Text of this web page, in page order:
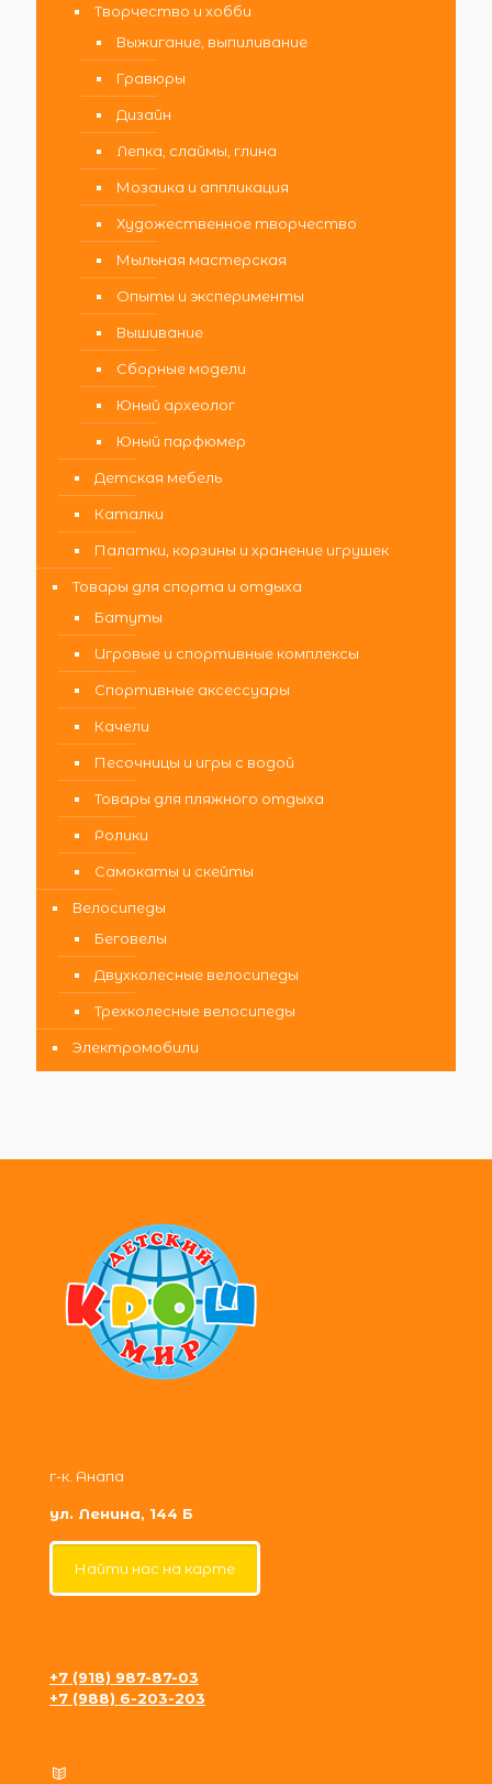
Творчество и хобби
Выжигание, выпиливание
Гравюры
Дизайн
Лепка, слаймы, глина
Мозаика и аппликация
Художественное творчество
Мыльная мастерская
Опыты и эксперименты
Вышивание
Сборные модели
Юный археолог
Юный парфюмер
Детская мебель
Каталки
Палатки, корзины и хранение игрушек
Товары для спорта и отдыха
Батуты
Игровые и спортивные комплексы
Спортивные аксессуары
Качели
Песочницы и игры с водой
Товары для пляжного отдыха
Ролики
Самокаты и скейты
Велосипеды
Беговелы
Двухколесные велосипеды
Трехколесные велосипеды
Электромобили
г-к. Анапа
ул. Ленина, 144 Б
Найти нас на карте
+7 (918) 987-87-03
+7 (988) 6-203-203